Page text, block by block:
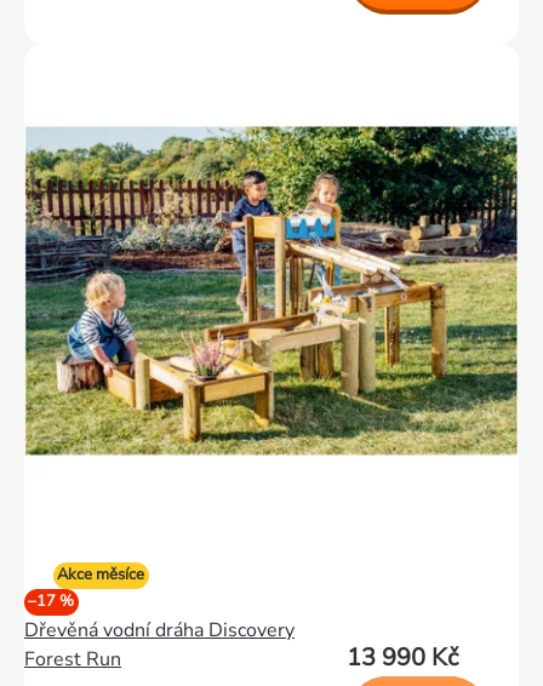
Akce měsíce
–17 %
Dřevěná vodní dráha Discovery
Forest Run
13 990 Kč